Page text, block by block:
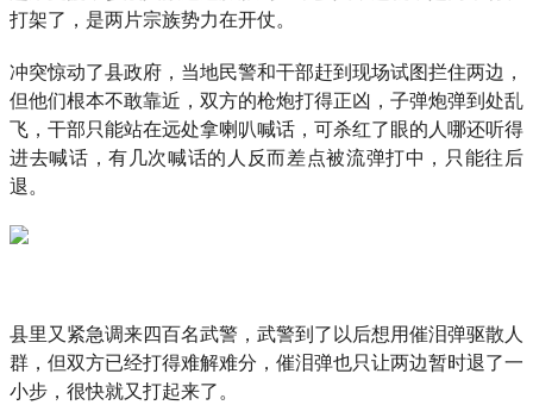
打架了，是两片宗族势力在开仗。
冲突惊动了县政府，当地民警和干部赶到现场试图拦住两边，
但他们根本不敢靠近，双方的枪炮打得正凶，子弹炮弹到处乱
飞，干部只能站在远处拿喇叭喊话，可杀红了眼的人哪还听得
进去喊话，有几次喊话的人反而差点被流弹打中，只能往后
退。
县里又紧急调来四百名武警，武警到了以后想用催泪弹驱散人
群，但双方已经打得难解难分，催泪弹也只让两边暂时退了一
小步，很快就又打起来了。